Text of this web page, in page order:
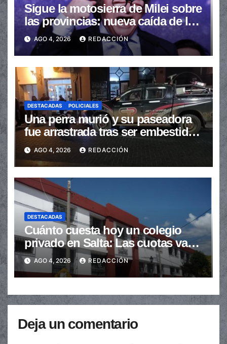
Sigue la motosierra de Milei sobre
las provincias: nueva caída de las
transferencias no automáticas
AGO 4, 2026 REDACCIÓN
DESTACADAS POLICIALES
Una perra murió y su paseadora
fue arrastrada tras ser embestidas
en la senda peatonal
AGO 4, 2026 REDACCIÓN
DESTACADAS
Cuánto cuesta hoy un colegio
privado en Salta: Las cuotas van
de $110.000 a más de $600.000
AGO 4, 2026 REDACCIÓN
Deja un comentario